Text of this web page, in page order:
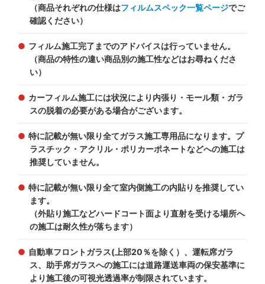
（商品それぞれの仕様はフィルムスペック一覧ページでご
確認ください）
フィルム施工完了までのアドバイスは行っていません。
（商品の特性の違い商品別の施工性などはお尋ねくださ
い）
カーフィルム施工には状況により内張り・モール類・ガラ
スの脱着の必要がある場合がございます。
特に記載が無い限り全てガラス施工専用品になります。プ
ラスチック・アクリル・ポリカーポネートなどへの施工は
推奨していません。
特に記載が無い限り全て室内側施工の内貼りを推奨してい
ます。
（外貼り施工などハードコート面より直射を受ける場所へ
の施工は耐久性が落ちます）
自動車フロントガラス(上部20％を除く）、運転席ガラ
ス、助手席ガラスへの施工には道路運送車両の保安基準に
より施工後の可視光透過率が制限されています。